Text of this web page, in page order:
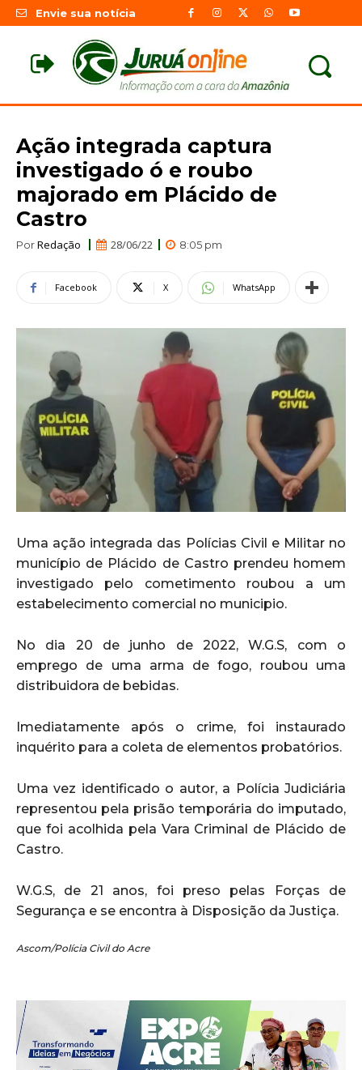
Envie sua notícia
Ação integrada captura
investigado ó e roubo
majorado em Plácido de
Castro
PorRedação 28/06/22 8:05 pm
Facebook X WhatsApp
Uma ação integrada das Polícias Civil e Militar no
município de Plácido de Castro prendeu homem
investigado pelo cometimento roubou a um
estabelecimento comercial no municipio.
No dia 20 de junho de 2022, W.G.S, com o
emprego de uma arma de fogo, roubou uma
distribuidora de bebidas.
Imediatamente após o crime, foi instaurado
inquérito para a coleta de elementos probatórios.
Uma vez identificado o autor, a Polícia Judiciária
representou pela prisão temporária do imputado,
que foi acolhida pela Vara Criminal de Plácido de
Castro.
W.G.S, de 21 anos, foi preso pelas Forças de
Segurança e se encontra à Disposição da Justiça.
Ascom/Polícia Civil do Acre